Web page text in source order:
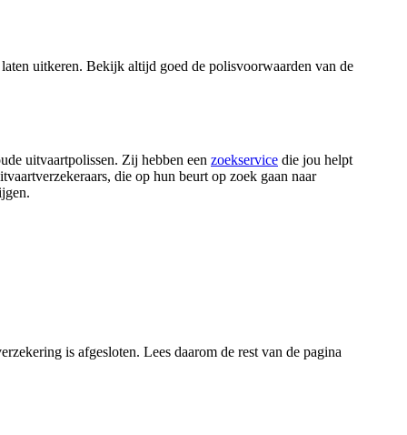
uitkeren. Bekijk altijd goed de polisvoorwaarden van de
uitvaartpolissen. Zij hebben een zoekservice die jou helpt
die op hun beurt op zoek gaan naar
is afgesloten. Lees daarom de rest van de pagina